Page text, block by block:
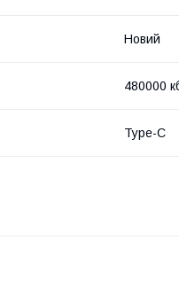
Новий
480000
Type-C